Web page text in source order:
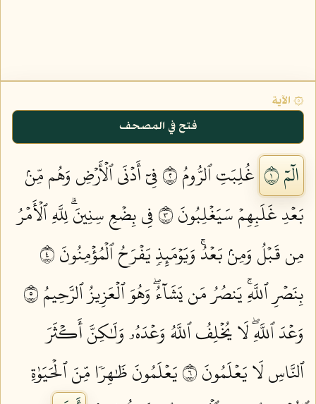
۞ الآية
فتح في المصحف
الٓمٓ ١ غُلِبَتِ ٱلرُّومُ ٢
فِيٓ أَدۡنَى ٱلۡأَرۡضِ وَهُم مِّنۢ
بَعۡدِ غَلَبِهِمۡ سَيَغۡلِبُونَ ٣
فِي بِضۡعِ سِنِينَۗ لِلَّهِ ٱلۡأَمۡرُ
مِن قَبۡلُ وَمِنۢ بَعۡدُۚ وَيَوۡمَئِذٖ يَفۡرَحُ ٱلۡمُؤۡمِنُونَ ٤
بِنَصۡرِ ٱللَّهِۚ يَنصُرُ مَن يَشَآءُۖ وَهُوَ ٱلۡعَزِيزُ ٱلرَّحِيمُ ٥
وَعۡدَ ٱللَّهِۖ لَا يُخۡلِفُ ٱللَّهُ وَعۡدَهُۥ وَلَٰكِنَّ أَكۡثَرَ
ٱلنَّاسِ لَا يَعۡلَمُونَ ٦
يَعۡلَمُونَ ظَٰهِرٗا مِّنَ ٱلۡحَيَوٰةِ